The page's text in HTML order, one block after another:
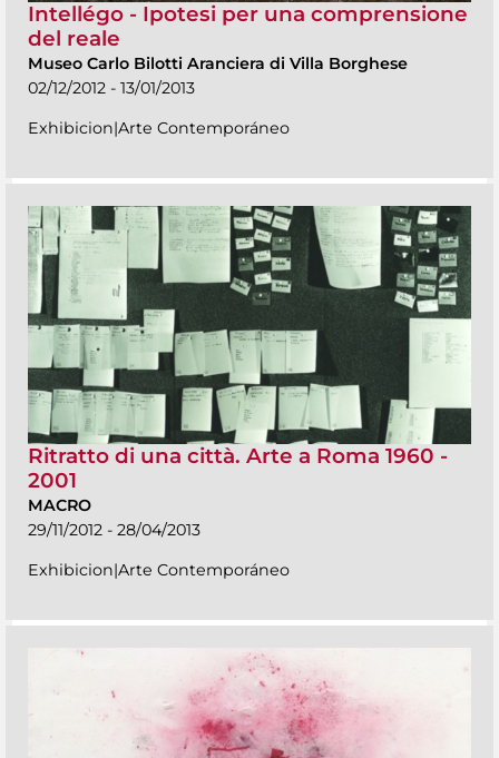
Intellégo - Ipotesi per una comprensione
del reale
Museo Carlo Bilotti Aranciera di Villa Borghese
02/12/2012 - 13/01/2013
Exhibicion|Arte Contemporáneo
Ritratto di una città. Arte a Roma 1960 -
2001
MACRO
29/11/2012 - 28/04/2013
Exhibicion|Arte Contemporáneo